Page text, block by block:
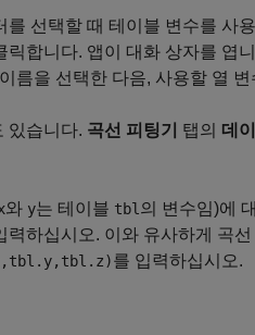
선택할 때 테이블 변수를 사
릭합니다. 앱이 대화 상자를 엽
름을 선택한 다음, 사용할 열
있습니다. 곡선 피팅기 탭의 데
와 y는 테이블 tbl 의 변수임)에
력하십시오. 이와 유사하게 곡
를 입력하십시오.